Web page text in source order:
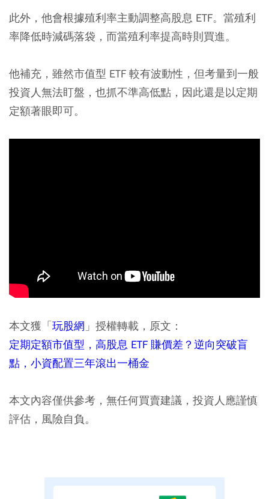
此外， 他會根據殖利率主動調整高股息 ETF。當殖利
率降低時減碼落袋，而當殖利率提高時則買進。
他補充，雖然市值型 ETF 較有波動性，但考量到一般
投資人無法盯盤，也抓不準高低點，因此還是以定期
定額著眼即可。
本文獲「玩股網 」授權轉載，原文：
定期定額市值型，高股息 ETF 賺價差？逆向突破盲
點，小資配置三年滾出一桶金
本文內容僅供參考，無任何買賣建議，投資人應謹慎
評估，風險自負。